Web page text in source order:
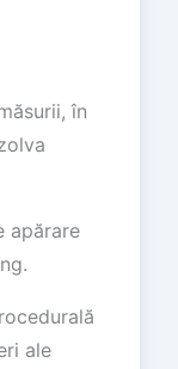
în
apărare
ale